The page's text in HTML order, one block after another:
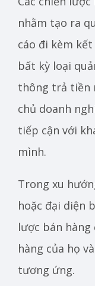
nhằm tạo ra
cáo đi kèm
bất kỳ loại
thông trả tiền
chủ doanh
tiếp cận với
mình.
Trong xu
hoặc đại diện
lược bán hàng
hàng của họ
tương ứng.